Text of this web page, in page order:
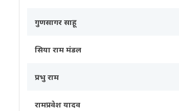
गुणसागर साहू
सिया राम मंडल
प्रभु राम
रामप्रवेश यादव